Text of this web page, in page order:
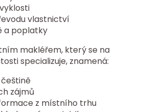
vlastnictví
a poplatky
makléřem, který se na
specializuje, znamená:
zájmů
z místního trhu